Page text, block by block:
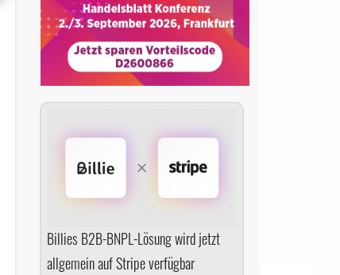
Billies B2B-BNPL-Lösung wird jetzt
allgemein auf Stripe verfügbar